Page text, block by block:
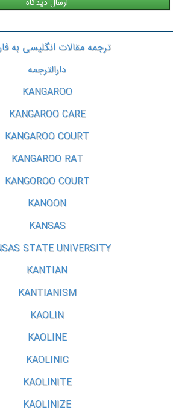
ترجمه مقالات انگلیسی به
دارالترجمه
KANGAROO
KANGAROO CARE
KANGAROO COURT
KANGAROO RAT
KANGOROO COURT
KANOON
KANSAS
STATE UNIVERSITY
KANTIAN
KANTIANISM
KAOLIN
KAOLINE
KAOLINIC
KAOLINITE
KAOLINIZE